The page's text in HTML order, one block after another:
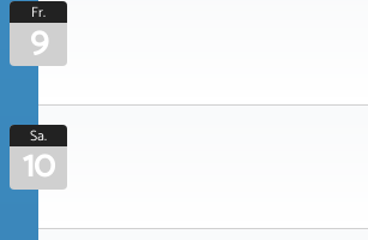
Fr.
9
Sa.
10